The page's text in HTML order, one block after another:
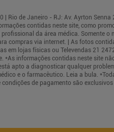
Rio de Janeiro - RJ: Av. Ayrton
contidas neste site, como
da área médica. Somente
compras via internet. | As fotos
em lojas físicas ou Televendas 21
informações contidas neste site
apto a diagnosticar qualquer
e o farmacêutico. Leia a bula.
de pagamento são